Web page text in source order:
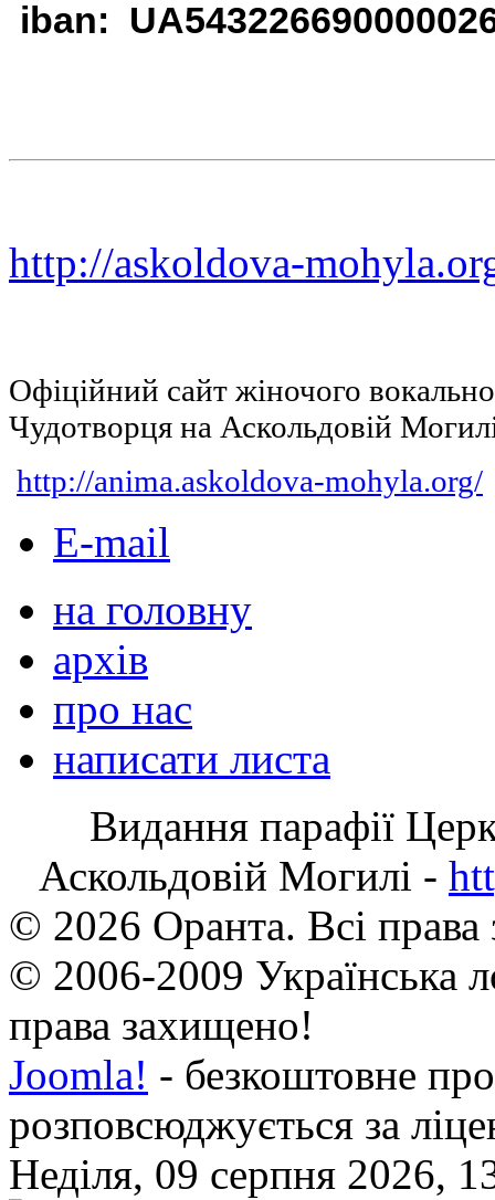
iban:
http://askoldova-
Офіційний сайт жіночого
Чудотворця на Аскольдовій
http://anima.askoldova-mohyla.org/
E-mail
на головну
архів
про нас
написати листа
Видання парафії
Аскольдовій Могилі -
© 2026 Оранта. Всі
© 2006-2009 Українська
права захищено!
Joomla! - безкоштовне
розповсюджується за
Неділя, 09 серпня 2026,